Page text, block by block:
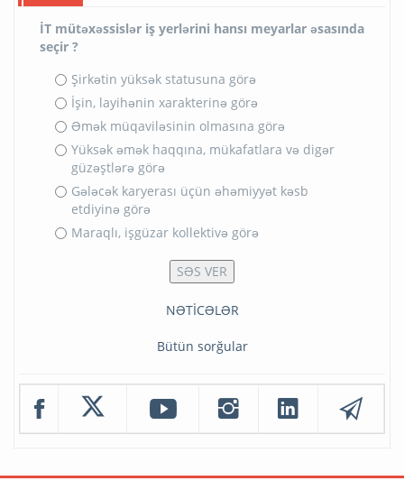
İT mütəxəssislər iş yerlərini hansı meyarlar əsasında
seçir ?
Şirkətin yüksək statusuna görə
İşin, layihənin xarakterinə görə
Əmək müqaviləsinin olmasına görə
Yüksək əmək haqqına, mükafatlara və digər
güzəştlərə görə
Gələcək karyerası üçün əhəmiyyət kəsb
etdiyinə görə
Maraqlı, işgüzar kollektivə görə
NƏTİCƏLƏR
Bütün sorğular